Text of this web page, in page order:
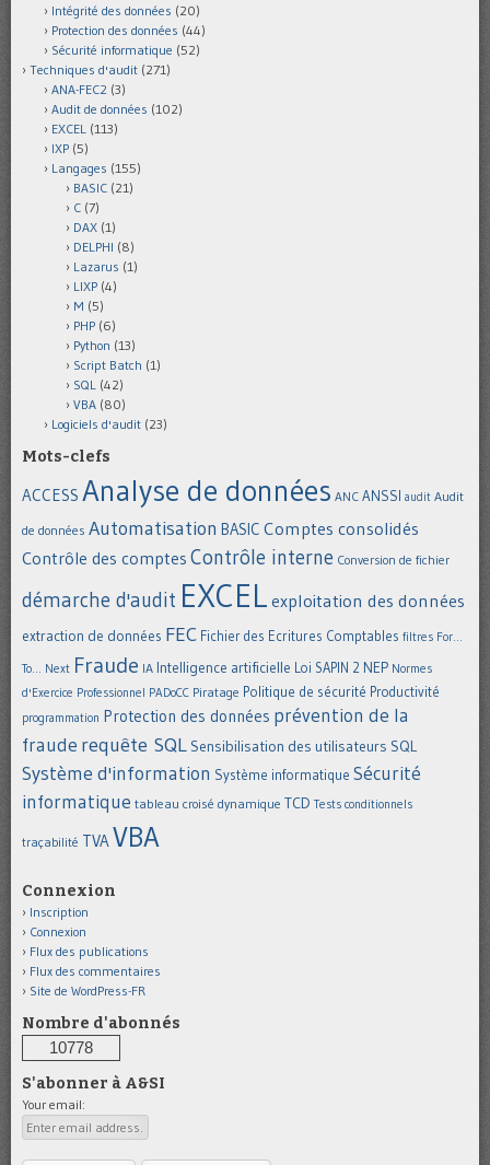
Intégrité des données (20)
Protection des données (44)
Sécurité informatique (52)
Techniques d'audit (271)
ANA-FEC2 (3)
Audit de données (102)
EXCEL (113)
IXP (5)
Langages (155)
BASIC (21)
C (7)
DAX (1)
DELPHI (8)
Lazarus (1)
LIXP (4)
M (5)
PHP (6)
Python (13)
Script Batch (1)
SQL (42)
VBA (80)
Logiciels d'audit (23)
Mots-clefs
ACCESS Analyse de données ANC ANSSI audit Audit
de données Automatisation BASIC Comptes consolidés
Contrôle des comptes Contrôle interne Conversion de fichier
démarche d'audit EXCEL exploitation des données
extraction de données FEC Fichier des Ecritures Comptables filtres For...
To... Next Fraude IA Intelligence artificielle Loi SAPIN 2 NEP Normes
d'Exercice Professionnel PADoCC Piratage Politique de sécurité Productivité
programmation Protection des données prévention de la
fraude requête SQL Sensibilisation des utilisateurs SQL
Système d'information Système informatique Sécurité
informatique tableau croisé dynamique TCD Tests conditionnels
traçabilité TVA VBA
Connexion
Inscription
Connexion
Flux des publications
Flux des commentaires
Site de WordPress-FR
Nombre d'abonnés
10778
S'abonner à A&SI
Your email: